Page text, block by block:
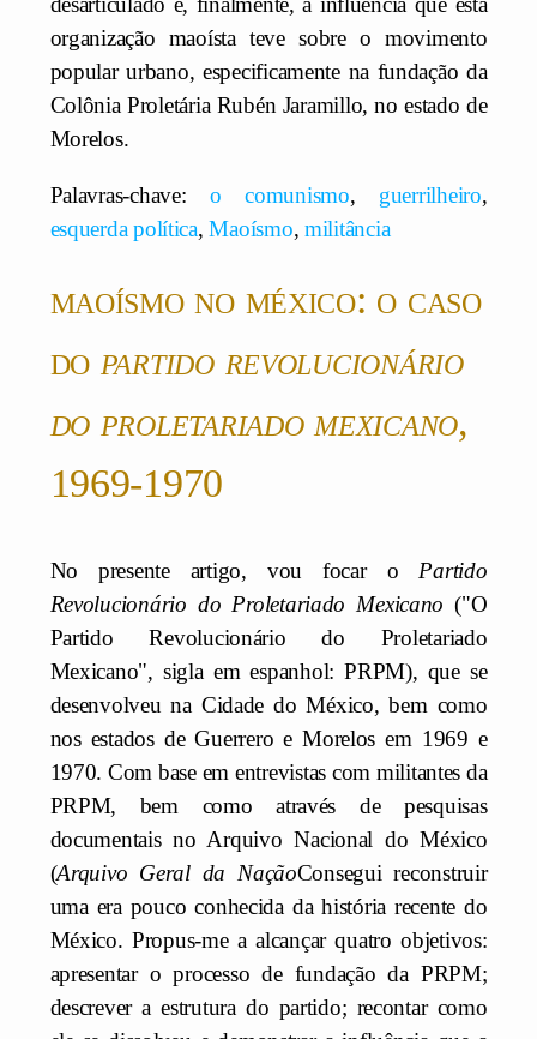
organização maoísta teve sobre o movimento
popular urbano, especificamente na fundação da
Colônia Proletária Rubén Jaramillo, no estado de
Morelos.
Palavras-chave: o comunismo, guerrilheiro,
esquerda política,Maoísmo, militância
maoísmo no méxico: o caso
do partido revolucionário
do proletariado mexicano,
1969-1970
No presente artigo, vou focar oPartido
Revolucionário do Proletariado Mexicano ("O
Partido Revolucionário do Proletariado
Mexicano", sigla em espanhol: PRPM), que se
desenvolveu na Cidade do México, bem como
nos estados de Guerrero e Morelos em 1969 e
1970. Com base em entrevistas com militantes da
PRPM, bem como através de pesquisas
documentais no Arquivo Nacional do México
(Arquivo Geral da NaçãoConsegui reconstruir
uma era pouco conhecida da história recente do
México. Propus-me a alcançar quatro objetivos:
apresentar o processo de fundação da PRPM;
descrever a estrutura do partido; recontar como